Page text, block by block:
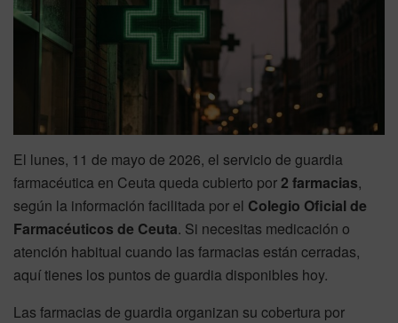
El lunes, 11 de mayo de 2026, el servicio de guardia
farmacéutica en Ceuta queda cubierto por2 farmacias,
según la información facilitada por el Colegio Oficial de
Farmacéuticos de Ceuta. Si necesitas medicación o
atención habitual cuando las farmacias están cerradas,
aquí tienes los puntos de guardia disponibles hoy.
Las farmacias de guardia organizan su cobertura por